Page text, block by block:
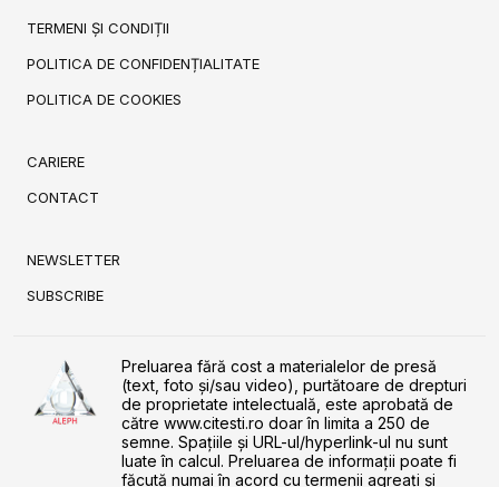
TERMENI ȘI CONDIȚII
POLITICA DE CONFIDENȚIALITATE
POLITICA DE COOKIES
CARIERE
CONTACT
NEWSLETTER
SUBSCRIBE
Preluarea fără cost a materialelor de presă
(text, foto și/sau video), purtătoare de drepturi
de proprietate intelectuală, este aprobată de
către www.citesti.ro doar în limita a 250 de
semne. Spaţiile şi URL-ul/hyperlink-ul nu sunt
luate în calcul. Preluarea de informaţii poate fi
făcută numai în acord cu termenii agreaţi şi